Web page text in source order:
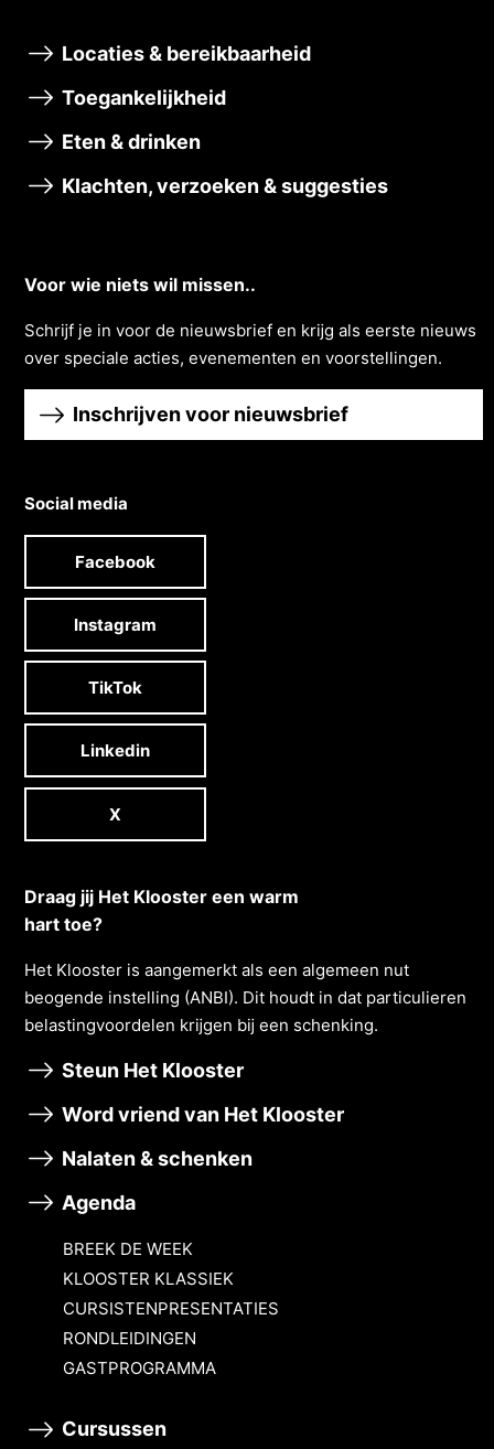
Locaties & bereikbaarheid
Toegankelijkheid
Eten & drinken
Klachten, verzoeken & suggesties
Voor wie niets wil missen..
Schrĳf je in voor de nieuwsbrief en krĳg als eerste nieuws
over speciale acties, evenementen en voorstellingen.
Inschrijven voor nieuwsbrief
Social media
Facebook
Instagram
TikTok
Linkedin
X
Draag jij Het Klooster een warm
hart toe?
Het Klooster is aangemerkt als een algemeen nut
beogende instelling (ANBI). Dit houdt in dat particulieren
belastingvoordelen krĳgen bĳ een schenking.
Steun Het Klooster
Word vriend van Het Klooster
Nalaten & schenken
Agenda
BREEK DE WEEK
KLOOSTER KLASSIEK
CURSISTENPRESENTATIES
RONDLEIDINGEN
GASTPROGRAMMA
Cursussen